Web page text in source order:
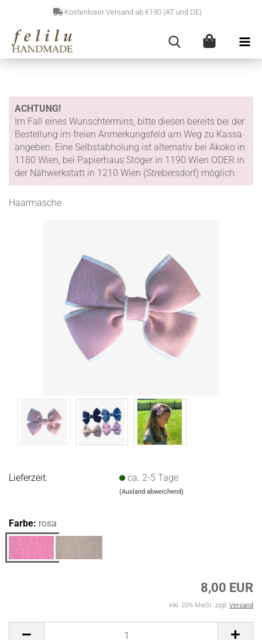
Kostenloser Versand ab €190 (AT und DE)
ACHTUNG!
Im Fall eines Wunschtermins, bitte diesen bereits bei der
Bestellung im freien Anmerkungsfeld am Weg zu Kassa
angeben. Eine Selbstabholung ist alternativ bei Akoko in
1180 Wien, bei Papierhaus Stöger in 1190 Wien ODER in
der Nähwerkstatt in 1210 Wien (Strebersdorf) möglich.
Haarmasche
Lieferzeit: ca. 2-5 Tage
(Ausland abweichend)
Farbe: rosa
8,00 EUR
inkl. 20% MwSt. zzgl. Versand